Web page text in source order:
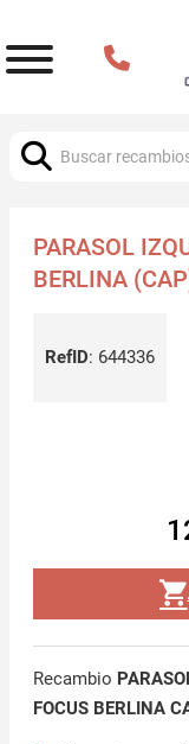
PARASOL
BERLINA
RefID: 644336
Recambio
FOCUS BERLINA